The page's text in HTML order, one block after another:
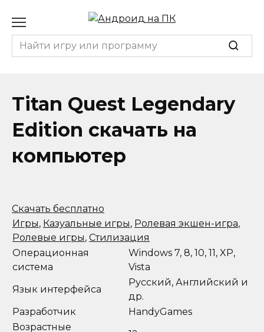
содержанию
Search
for:
Titan Quest Legendary
Edition скачать на
компьютер
Скачать бесплатно
Игры, Казуальные игры, Ролевая экшен-игра,
Ролевые игры, Стилизация
Операционная
система
Windows 7, 8, 10, 11, XP,
Vista
Язык интерфейса
Русский, Английский и
др.
Разработчик
HandyGames
Возрастные